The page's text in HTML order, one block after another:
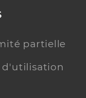
partielle
d'utilisation